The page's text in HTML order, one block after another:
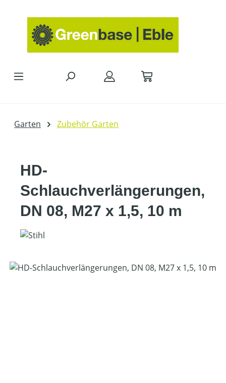
Garten Zubehör Garten
HD-
Schlauchverlängerungen,
DN 08, M27 x 1,5, 10 m
Bildergalerie überspringen